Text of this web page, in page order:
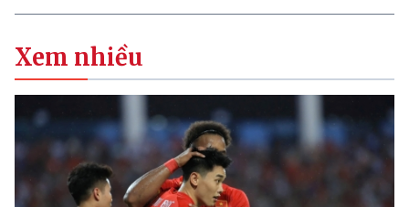
Xem nhiều